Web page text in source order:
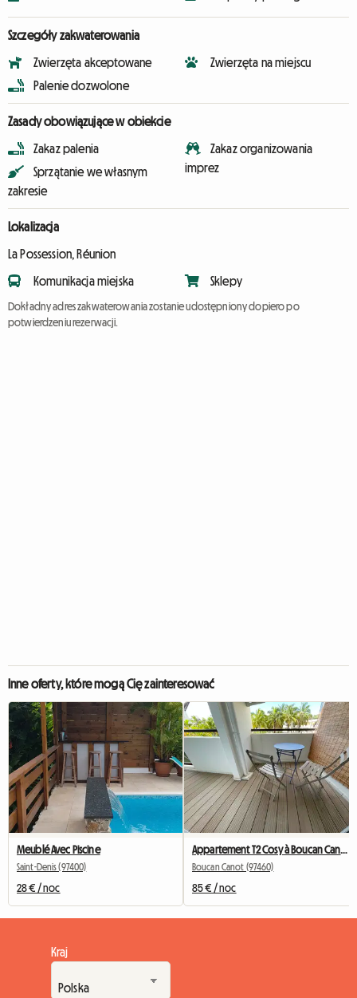
Szczegóły zakwaterowania
Zwierzęta akceptowane
Palenie dozwolone
Zwierzęta na miejscu
Zasady obowiązujące w obiekcie
Zakaz palenia
Sprzątanie we własnym
zakresie
Zakaz organizowania
imprez
Lokalizacja
La Possession, Réunion
Komunikacja miejska Sklepy
Dokładny adres zakwaterowania zostanie udostępniony dopiero po
potwierdzeniu rezerwacji.
Inne oferty, które mogą Cię zainteresować
Meublé Avec Piscine
Saint-Denis (97400)
28 € / noc
Boucan Canot (97460)
85 € / noc
Kraj